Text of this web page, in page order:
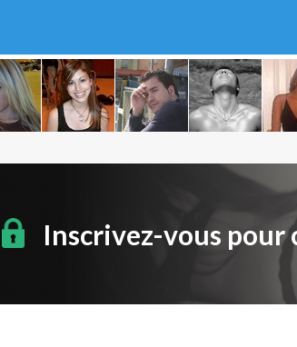
Inscrivez-vous pour